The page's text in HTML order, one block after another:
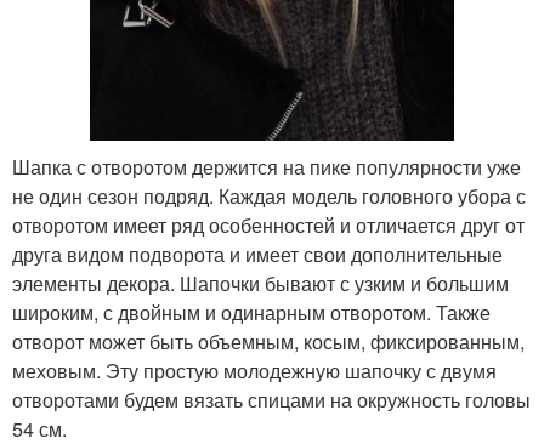
Шапка с отворотом держится на пике популярности уже
не один сезон подряд. Каждая модель головного убора с
отворотом имеет ряд особенностей и отличается друг от
друга видом подворота и имеет свои дополнительные
элементы декора. Шапочки бывают с узким и большим
широким, с двойным и одинарным отворотом. Также
отворот может быть объемным, косым, фиксированным,
меховым. Эту простую молодежную шапочку с двумя
отворотами будем вязать спицами на окружность головы
54 см.